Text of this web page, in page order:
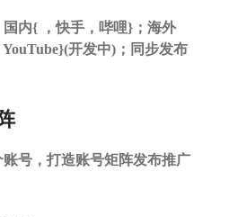
内{ ，快手，哔哩}；海外
开发中)； 同步发布
号，打造账号矩阵发布推广